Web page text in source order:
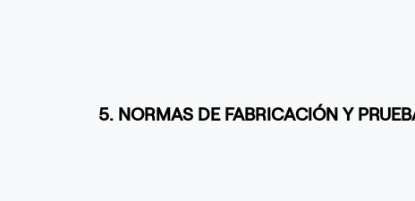
5. NORMAS DE FABRICACIÓN Y